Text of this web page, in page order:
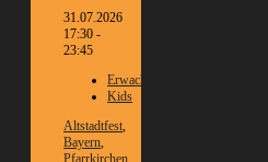
31.07.2026
17:30 -
23:45
Erwachsene
Kids
Altstadtfest
Bayern
Pfarrkirchen